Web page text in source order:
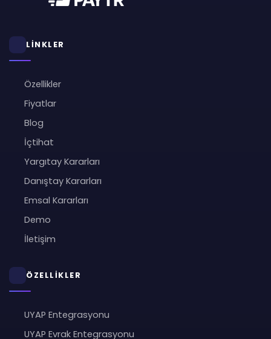
LİNKLER
Özellikler
Fiyatlar
Blog
İçtihat
Yargıtay Kararları
Danıştay Kararları
Emsal Kararları
Demo
İletişim
ÖZELLİKLER
UYAP Entegrasyonu
UYAP Evrak Entegrasyonu